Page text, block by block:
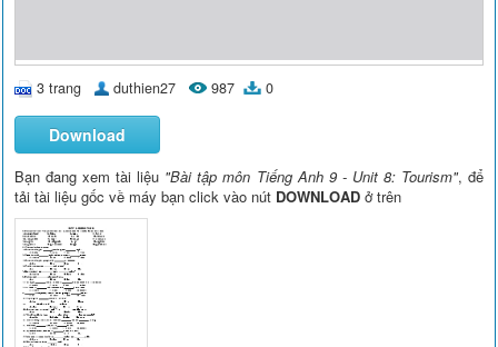
3 trang duthien27 987 0
Download
Bạn đang xem tài liệu "Bài tập môn Tiếng Anh 9 - Unit 8: Tourism", để
tải tài liệu gốc về máy bạn click vào nút DOWNLOAD ở trên